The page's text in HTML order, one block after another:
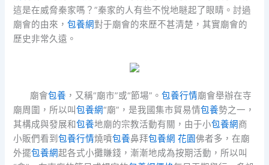
這是在威脅秦家嗎？”秦家的人有些不悅地瞇起了眼睛。討過
廟會的由來，包養網對于廟會的來歷不甚清楚，其實廟會的
歷史非常久遠。
廟會包養 ，又稱“廟市”或“節場”。包養行情廟會舉辦在寺
廟周圍，所以叫包養網“廟”，是我國集市貿易情包養勢之一，
其構成與發展和包養地廟的宗教活動有關，由于小包養網商
小販們看到包養行情燒噴包養鼻拜包養網 花園佛者多，在廟
外擺包養網起各式小攤賺錢，漸漸地成為按期活動，所以叫